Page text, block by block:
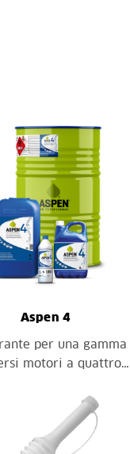
Aspen 4
per una gamma
motori a quattro…